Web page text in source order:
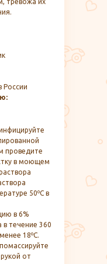
России
проведите
в моющем
50ºС в
в 6%
в течение 360
18ºС.
от